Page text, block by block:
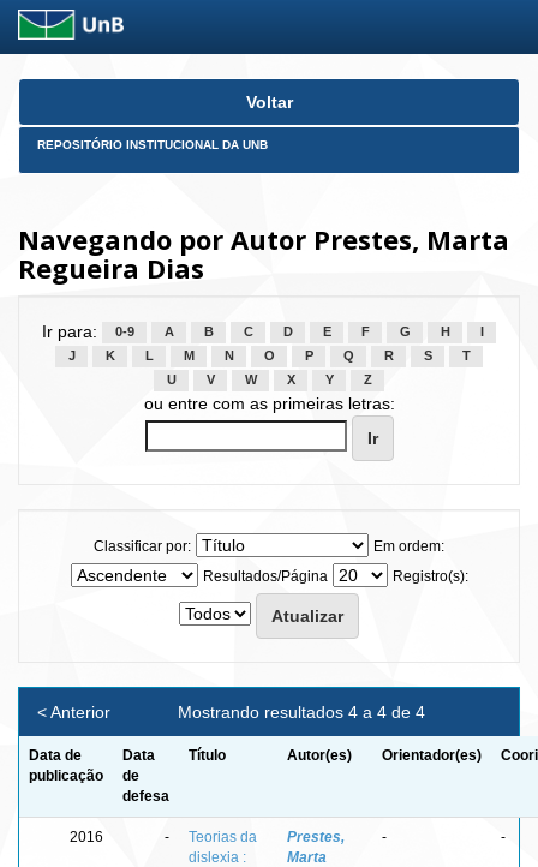
Skip
Voltar
REPOSITÓRIO INSTITUCIONAL DA UNB
Navegando por Autor Prestes, Marta
Regueira Dias
Ir para: 0-9 A B C D E F G H
J
K L M N O P Q R S
T
U
V W X Y Z
ou entre com as primeiras letras:
Classificar por:
Em ordem:
Resultados/Página
Registro(s):
Mostrando resultados 4 a 4 de 4
< Anterior
Data de
publicação
Data
de
defesa
Título Autor(es) Orientador(es)
2016 -
Teorias da
dislexia :
Prestes,
Marta
- -